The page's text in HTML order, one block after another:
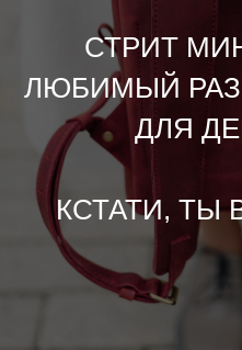
СТРИТ
ЛЮБИМЫЙ
ДЛЯ
КСТАТИ, ТЫ